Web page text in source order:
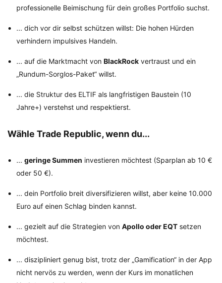
professionelle Beimischung für dein großes Portfolio suchst.
... dich vor dir selbst schützen willst: Die hohen Hürden
verhindern impulsives Handeln.
... auf die Marktmacht von BlackRock vertraust und ein
„Rundum-Sorglos-Paket“ willst.
... die Struktur des ELTIF als langfristigen Baustein (10
Jahre+) verstehst und respektierst.
Wähle Trade Republic, wenn du...
... geringe Summen investieren möchtest (Sparplan ab 10 €
oder 50 €).
... dein Portfolio breit diversifizieren willst, aber keine 10.000
Euro auf einen Schlag binden kannst.
... gezielt auf die Strategien von Apollo oder EQT setzen
möchtest.
... diszipliniert genug bist, trotz der „Gamification“ in der App
nicht nervös zu werden, wenn der Kurs im monatlichen